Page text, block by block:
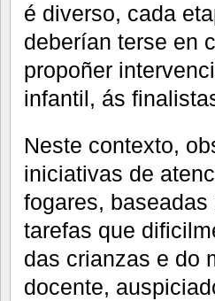
é diverso, cada
deberían terse en
propoñer
infantil, ás
Neste contexto,
iniciativas de
fogares,
tarefas que
das crianzas e do
docente,